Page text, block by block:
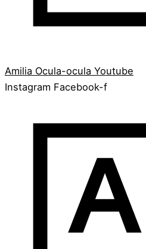
Amilia Ocula-ocula Youtube
Instagram Facebook-f